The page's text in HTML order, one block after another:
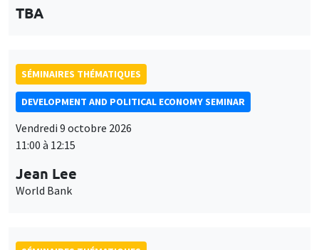
TBA
SÉMINAIRES THÉMATIQUES
DEVELOPMENT AND POLITICAL ECONOMY SEMINAR
Vendredi 9 octobre 2026
11:00 à 12:15
Jean Lee
World Bank